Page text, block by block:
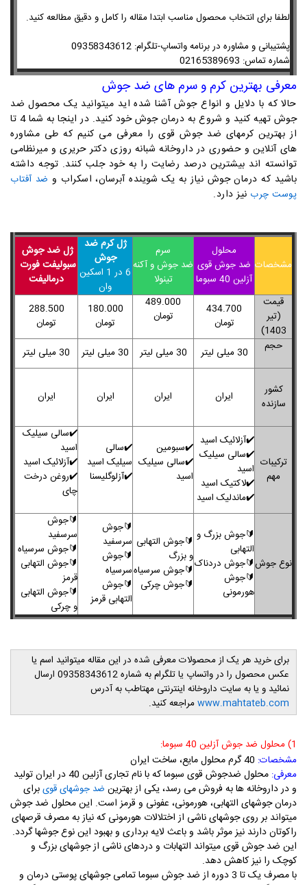
لطفا برای انتخاب محصول مناسب ابتدا مقاله را کامل و دقیق مطالعه کنید.
پشتیبانی و مشاوره در برنامه واتساپ-تلگرام:
شماره تماس: 02165389693
معرفی بهترین کرم و سرم های ضد جوش
حالا که با دلایل و انواع جوش آشنا شده اید میتوانید یک محصول ضد
جوش تهیه کنید و شروع به درمان جوش خود کنید. در اینجا به شما 4 تا
از بهترین کرمهای ضد جوش قوی را معرفی می کنیم که طی مشاوره
های آنلاین و حضوری در داروخانه شبانه روزی دکتر حریری و میرنظامی
توانسته اند بیشترین درصد رضایت را به خود جلب کنند. توجه داشته
باشید که درمان جوش نیاز به یک شوینده آبرسان، اسکراب و ضد آفتاب
پوست چرب نیز دارد.
مشخصات
محلول
ضد جوش قوی
آزلین 40 سبوما
سرم
ضد جوش و آکنه
تینولا
ژل کرم ضد
جوش
6 در 1 اسکین
وان
ژل ضد جوش
سبولیفت فورت
درمالیفت
قیمت
(تیر
1403)
434.700
تومان
489.000
تومان
180.000
تومان
288.500
تومان
حجم
30 ​میلی لیتر 30 ​میلی لیتر 30 ​میلی لیتر 30 ​میلی لیتر
کشور
سازنده
ایران ایران ایران ایران
ترکیبات
مهم
✔️آزلائیک اسید
✔️سالی سیلیک
اسید
✔️لاکتیک اسید
✔️ماندلیک اسید
✔️سبومین
✔️سالی سیلیک
اسید
✔️سالی
سیلیک اسید
✔️آزلوگلیسنا
✔️سالی سیلیک
اسید
✔️آزلائیک اسید
✔️روغن درخت
چای
نوع جوش
🔰جوش بزرگ و
التهابی
🔰جوش دردناک
🔰جوش
هورمونی
🔰جوش التهابی
و بزرگ
🔰جوش سرسیاه
🔰جوش چرکی
🔰جوش
سرسفید
🔰جوش
سرسیاه
🔰جوش
التهابی قرمز
🔰جوش
سرسفید
🔰جوش سرسیاه
🔰جوش التهابی
قرمز
🔰جوش التهابی
و چرکی
برای خرید هر یک از محصولات معرفی شده در این مقاله میتوانید اسم یا
عکس محصول را در واتساپ یا تلگرام به شماره 09358343612 ارسال
نمائید و یا به سایت داروخانه اینترنتی مهتاطب به آدرس
www.mahtateb.comمراجعه کنید.
1) محلول ضد جوش آزلین 40 سبوما:
مشخصات: 40 گرم محلول مایع، ساخت ایران
معرفی:
محلول ضدجوش قوی سبوما که با نام تجاری آزلین 40 در ایران تولید
و در داروخانه ها به فروش می رسد، یکی از بهترین ضد جوشهای قویبرای
درمان جوشهای التهابی، هورمونی، عفونی و قرمز است. این محلول ضد جوش
میتواند بر روی جوشهای ناشی از اختلالات هورمونی که نیاز به مصرف قرصهای
راکوتان دارند نیز موثر باشد و باعث لایه برداری و بهبود این نوع جوشها گردد.
این ضد جوش قوی میتواند التهابات و دردهای ناشی از جوشهای بزرگ و
کوچک را نیز کاهش دهد.
با مصرف یک تا 3 دوره از ضد جوش سبوما تمامی جوشهای پوستی درمان و